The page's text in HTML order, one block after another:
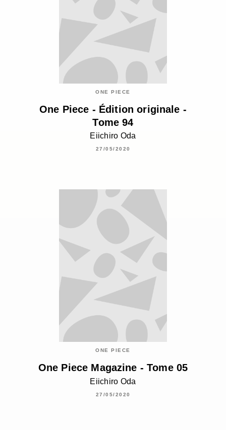
ONE PIECE
One Piece - Édition originale -
Tome 94
Eiichiro Oda
27/05/2020
ONE PIECE
One Piece Magazine - Tome 05
Eiichiro Oda
27/05/2020